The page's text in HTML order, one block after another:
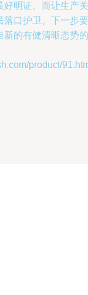
好明证。而让生产关
落口护卫。下一步要
新的有健清晰态势的
product/